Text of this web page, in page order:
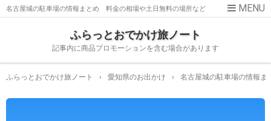
名古屋城の駐車場の情報まとめ 料金の相場や土日無料の場所など
ふらっとおでかけ旅ノート
記事内に商品プロモーションを含む場合があります
ふらっとおでかけ旅ノート › 愛知県のお出かけ › 名古屋城の駐車場の情報